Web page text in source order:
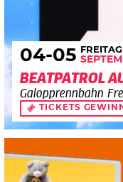
04-05 FREITAG
BEATPATROL
Galopprennbahn
TICKETS